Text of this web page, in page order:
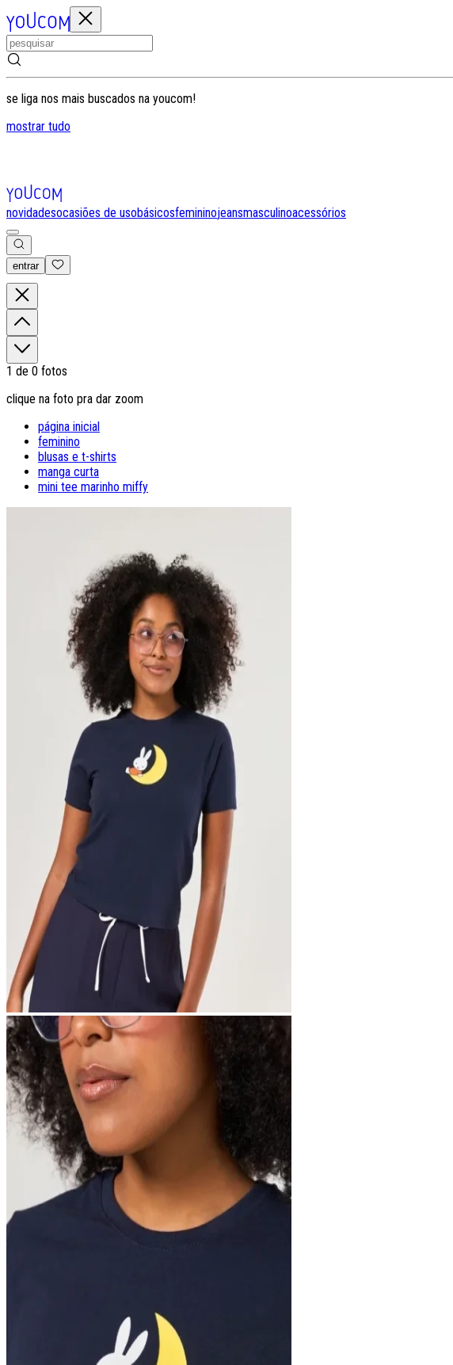
se liga nos mais buscados na youcom!
mostrar tudo
novidadesocasiões de usobásicosfemininojeansmasculinoacessórios
entrar
1 de 0 fotos
clique na foto pra dar zoom
página inicial
feminino
blusas e t-shirts
manga curta
mini tee marinho miffy